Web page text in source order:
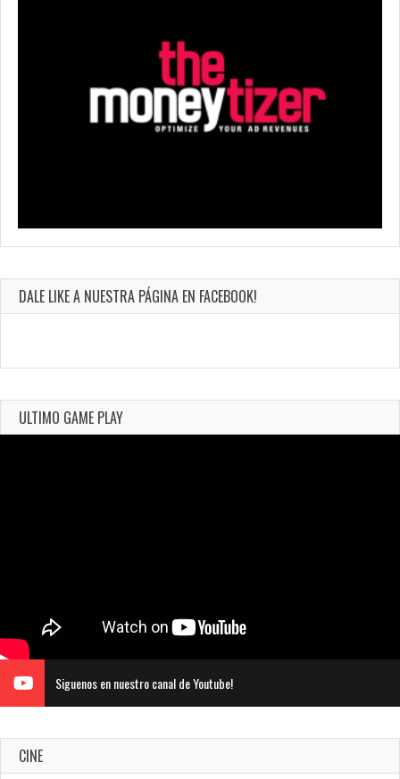
DALE LIKE A NUESTRA PÁGINA EN FACEBOOK!
ULTIMO GAME PLAY
Siguenos en nuestro canal de Youtube!
CINE